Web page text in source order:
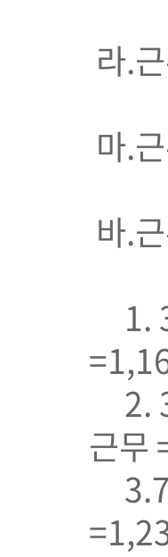
라.
마.
바.
1.
2.
근무
3.7